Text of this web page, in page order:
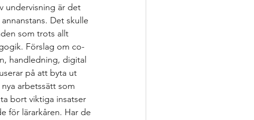
undervisning är det
Det skulle
som trots allt
Förslag om co-
handledning, digital
på att byta ut
arbetssätt som
bort viktiga insatser
för lärarkåren. Har de